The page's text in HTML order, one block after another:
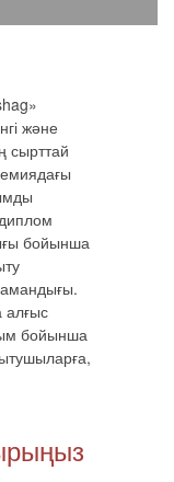
және
сырттай
бойынша
бойынша